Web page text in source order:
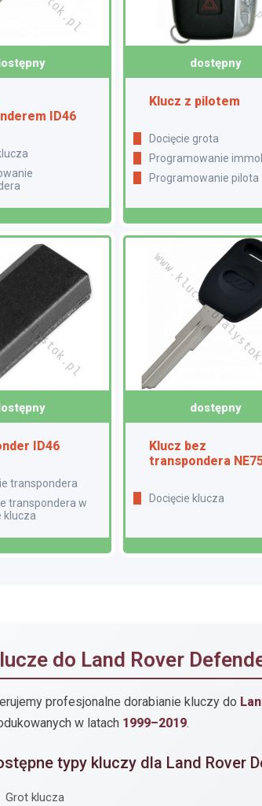
ID46
dostępny
Klucz z pilotem
Docięcie grota
Programowanie
Programowanie pilota
ID46
transpondera
klucza
dostępny
Klucz bez
transpondera
Docięcie klucza
do Land Rover
profesjonalne dorabianie kluczy do
w latach 1999–2019.
typy kluczy dla Land Rover
Grot klucza